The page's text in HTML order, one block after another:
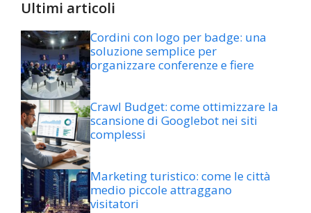
Ultimi articoli
Cordini con logo per badge: una
soluzione semplice per
organizzare conferenze e fiere
Crawl Budget: come ottimizzare la
scansione di Googlebot nei siti
complessi
Marketing turistico: come le città
medio piccole attraggano
visitatori